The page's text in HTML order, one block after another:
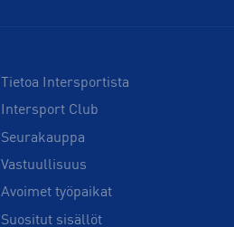
Tietoa Intersportista
Intersport Club
Seurakauppa
Vastuullisuus
Avoimet työpaikat
Suositut sisällöt